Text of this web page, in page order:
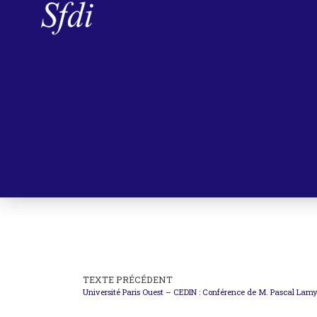
TEXTE PRÉCÉDENT
Université Paris Ouest – CEDIN : Conférence de M. Pascal Lamy